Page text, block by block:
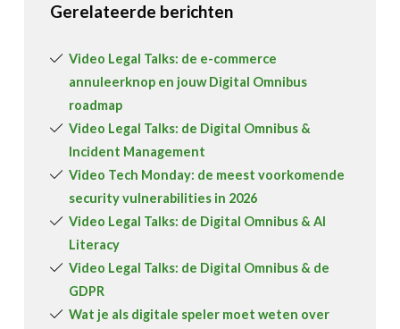
Gerelateerde berichten
Video Legal Talks: de e-commerce
annuleerknop en jouw Digital Omnibus
roadmap
Video Legal Talks: de Digital Omnibus &
Incident Management
Video Tech Monday: de meest voorkomende
security vulnerabilities in 2026
Video Legal Talks: de Digital Omnibus & AI
Literacy
Video Legal Talks: de Digital Omnibus & de
GDPR
Wat je als digitale speler moet weten over